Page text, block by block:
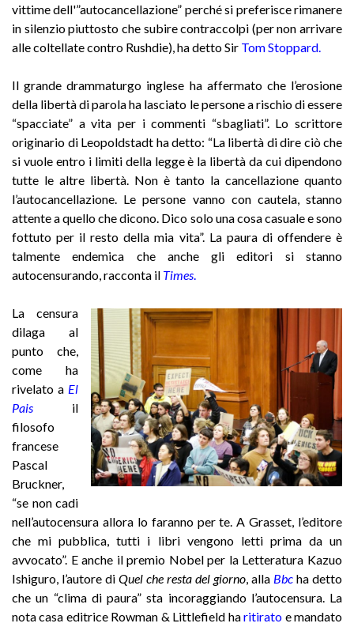
vittime dell'”autocancellazione” perché si preferisce rimanere
in silenzio piuttosto che subire contraccolpi (per non arrivare
alle coltellate contro Rushdie), ha detto Sir Tom Stoppard
Il grande drammaturgo inglese ha affermato che l’erosione
della libertà di parola ha lasciato le persone a rischio di essere
“spacciate” a vita per i commenti “sbagliati”. Lo scrittore
originario di Leopoldstadt ha detto: “La libertà di dire ciò che
si vuole entro i limiti della legge è la libertà da cui dipendono
tutte le altre libertà. Non è tanto la cancellazione quanto
l’autocancellazione. Le persone vanno con cautela, stanno
attente a quello che dicono. Dico solo una cosa casuale e sono
fottuto per il resto della mia vita”. La paura di offendere è
talmente endemica che anche gli editori si stanno
autocensurando, racconta il Times
La censura
dilaga al
punto che,
come ha
rivelato a El
Pais
il
filosofo
francese
Pascal
Bruckner,
“se non cadi
nell’autocensura allora lo faranno per te. A Grasset, l’editore
che mi pubblica, tutti i libri vengono letti prima da un
avvocato”. E anche il premio Nobel per la Letteratura Kazuo
Ishiguro, l’autore di Quel che resta del giorno , alla Bbc ha detto
che un “clima di paura” sta incoraggiando l’autocensura. La
nota casa editrice Rowman & Littlefield haritirato e mandato